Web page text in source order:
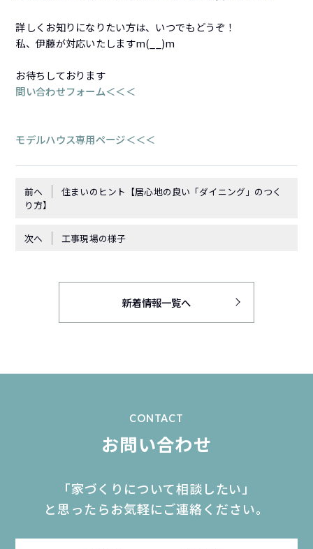
詳しくお知りになりたい方は、いつでもどうぞ！
私、伊藤が対応いたしますm(__)m
お待ちしております
問い合わせフォーム＜＜＜
モデルハウス専用ページ＜＜＜
前へ
住まいのヒント【居心地の良い「ダイニング」のつく
り方】
次へ 工事現場の様子
新着情報一覧へ
CONTACT
お問い合わせ
「家づくりについて相談したい」
と思ったらお気軽にご連絡ください。